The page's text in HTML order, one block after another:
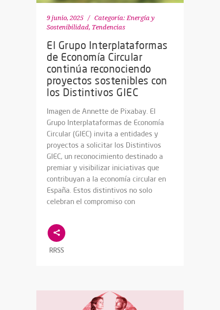
9 junio, 2025 Categoría: Energía y
Sostenibilidad, Tendencias
El Grupo Interplataformas
de Economía Circular
continúa reconociendo
proyectos sostenibles con
los Distintivos GIEC
Imagen de Annette de Pixabay. El
Grupo Interplataformas de Economía
Circular (GIEC) invita a entidades y
proyectos a solicitar los Distintivos
GIEC, un reconocimiento destinado a
premiar y visibilizar iniciativas que
contribuyan a la economía circular en
España. Estos distintivos no solo
celebran el compromiso con
RRSS